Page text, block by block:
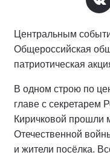
Центральным
Общероссийская
патриотическая
В одном строю по
главе с секретарем
Киричковой прошли
Отечественной
и жители посёлка.